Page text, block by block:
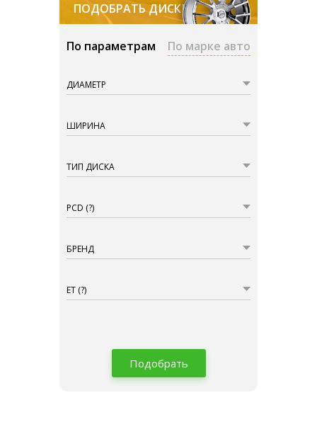
ПОДОБРАТЬ ДИСКИ
По параметрам По марке авто
ДИАМЕТР
ШИРИНА
ТИП ДИСКА
PCD (?)
БРЕНД
ET (?)
Подобрать